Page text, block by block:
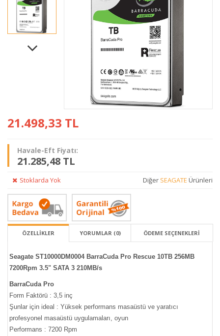
21.498,33 TL
Havale-Eft Fiyatı:
21.285,48 TL
Stoklarda Yok Diğer SEAGATE Ürünleri
ÖZELLİKLER YORUMLAR (0) ÖDEME SEÇENEKLERI
Seagate ST10000DM0004 BarraCuda Pro Rescue 10TB 256MB
7200Rpm 3.5" SATA 3 210MB/s
BarraCuda Pro
Form Faktörü : 3,5 inç
Şunlar için ideal : Yüksek performans masaüstü ve yaratıcı
profesyonel masaüstü uygulamaları, oyun
Performans : 7200 Rpm